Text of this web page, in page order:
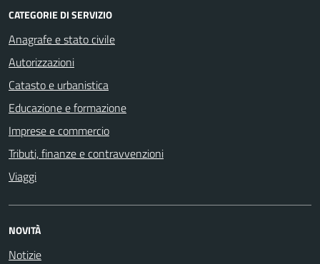
CATEGORIE DI SERVIZIO
Anagrafe e stato civile
Autorizzazioni
Catasto e urbanistica
Educazione e formazione
Imprese e commercio
Tributi, finanze e contravvenzioni
Viaggi
NOVITÀ
Notizie